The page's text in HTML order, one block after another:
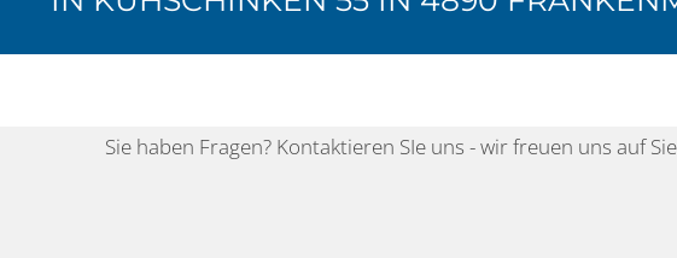
KONTAKT
Sie haben Fragen? Kontaktieren SIe uns - wir freuen uns auf